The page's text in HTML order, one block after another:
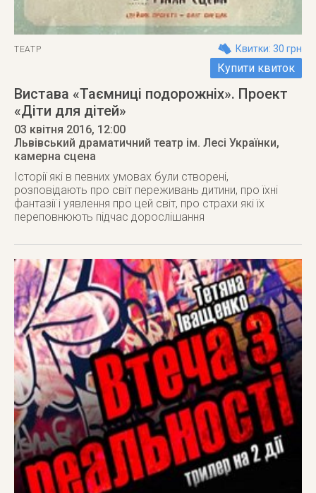
ТЕАТР Квитки: 30 грн
Купити квиток
Вистава «Таємниці подорожніх». Проект
«Діти для дітей»
03 квітня 2016, 12:00
Львівський драматичний театр ім. Лесі Українки,
камерна сцена
Історії які в певних умовах були створені,
розповідають про світ переживань дитини, про їхні
фантазії і уявлення про цей світ, про страхи які їх
переповнюють підчас дорослішання